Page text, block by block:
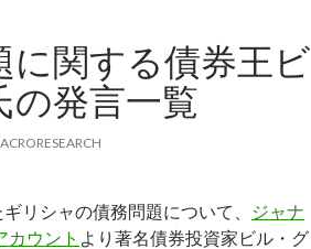
に関する債券王ビ
の発言一覧
リシャの債務問題について、
ジャナ
カウント より著名債券投資家ビル・グ